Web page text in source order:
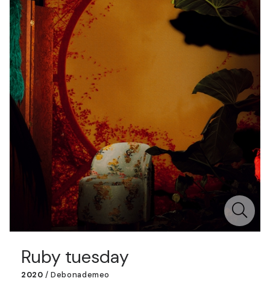
Ruby tuesday
2020 / Debonademeo